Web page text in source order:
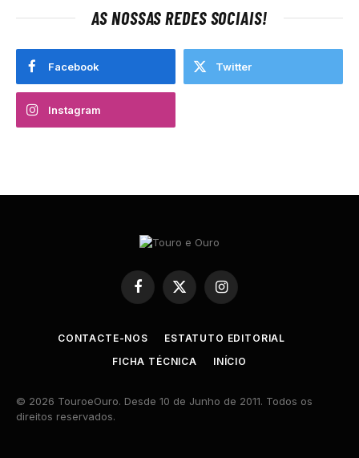
AS NOSSAS REDES SOCIAIS!
Facebook Twitter
Instagram
Facebook
X
(Twitter)
Instagram
CONTACTE-NOS
ESTATUTO EDITORIAL
FICHA TÉCNICA
INÍCIO
© 2026 TouroeOuro. Desde 10 de Junho de 2011. Todos os
direitos reservados.